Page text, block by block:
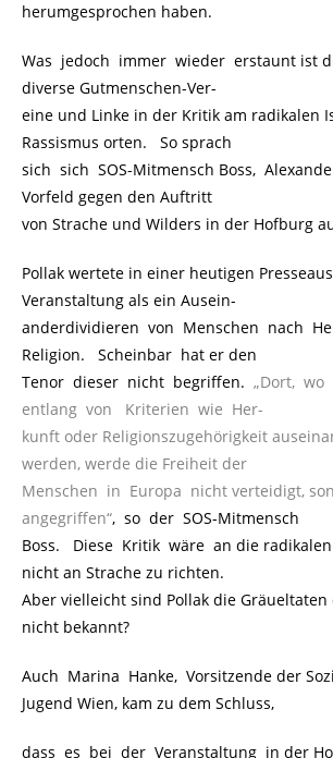
herumgesprochen haben.
Was jedoch immer wieder erstaunt ist
diverse Gutmenschen-Ver-
eine und Linke in der Kritik am radikalen
Rassismus orten. So sprach
sich sich SOS-Mitmensch Boss,
Vorfeld gegen den Auftritt
von Strache und Wilders in der Hofburg
Pollak wertete in einer heutigen
Veranstaltung als ein Ausein-
anderdividieren von Menschen nach
Religion. Scheinbar hat er den
Tenor dieser nicht begriffen. „Dort, wo
entlang von Kriterien wie Her-
kunft oder Religionszugehörigkeit
werden, werde die Freiheit der
Menschen in Europa nicht verteidigt,
angegriffen“, so der SOS-Mitmensch
Boss. Diese Kritik wäre an die
nicht an Strache zu richten.
Aber vielleicht sind Pollak die Gräueltaten
nicht bekannt?
Auch Marina Hanke, Vorsitzende der
Jugend Wien, kam zu dem Schluss,
dass es bei der Veranstaltung in der